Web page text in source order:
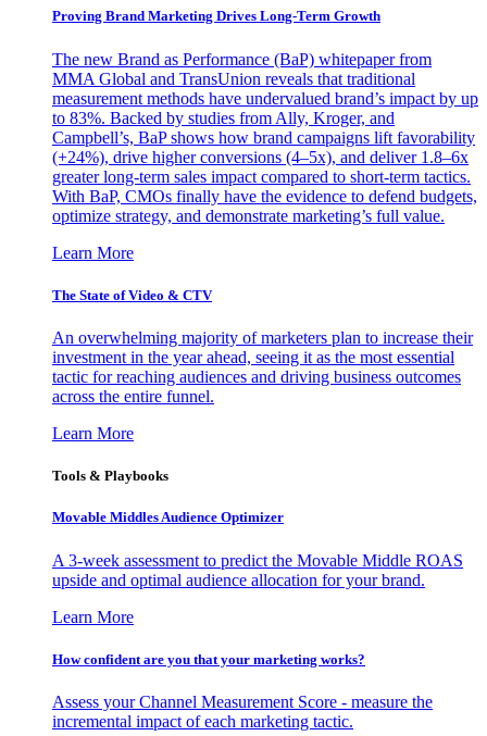
Proving Brand Marketing Drives Long-Term Growth
The new Brand as Performance (BaP) whitepaper from
MMA Global and TransUnion reveals that traditional
measurement methods have undervalued brand’s impact by up
to 83%. Backed by studies from Ally, Kroger, and
Campbell’s, BaP shows how brand campaigns lift favorability
(+24%), drive higher conversions (4–5x), and deliver 1.8–6x
greater long-term sales impact compared to short-term tactics.
With BaP, CMOs finally have the evidence to defend budgets,
optimize strategy, and demonstrate marketing’s full value.
Learn More
The State of Video & CTV
An overwhelming majority of marketers plan to increase their
investment in the year ahead, seeing it as the most essential
tactic for reaching audiences and driving business outcomes
across the entire funnel.
Learn More
Tools & Playbooks
Movable Middles Audience Optimizer
A 3-week assessment to predict the Movable Middle ROAS
upside and optimal audience allocation for your brand.
Learn More
How confident are you that your marketing works?
Assess your Channel Measurement Score - measure the
incremental impact of each marketing tactic.